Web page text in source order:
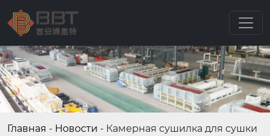
Главная - Новости - Камерная сушилка для сушки